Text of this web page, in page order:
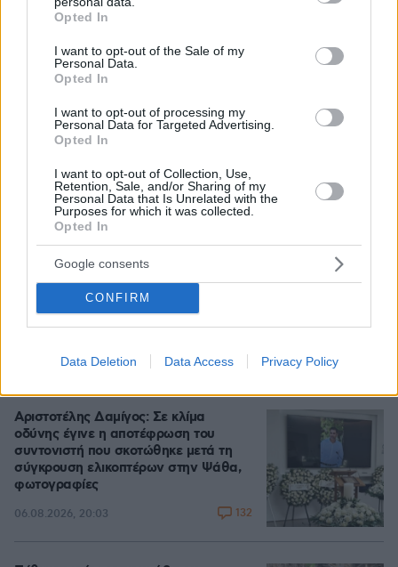
grant or deny consent to Google and its third-party tags to
use your data for below specified purposes in below Google
consent section.
Opted In
I want to opt-out of the Sale of my
Personal Data.
Opted In
I want to opt-out of processing my
Personal Data for Targeted Advertising.
Opted In
I want to opt-out of Collection, Use,
Retention, Sale, and/or Sharing of my
Personal Data that Is Unrelated with the
Purposes for which it was collected.
Opted In
Google consents
CONFIRM
Data Deletion Data Access Privacy Policy
Πώς έγινε η τραγωδία με την νεκρή μητέρα στα
πνίγηκε, τα παιδιά φώναζαν για βοήθεια
Γιατί δεν έσωσα το κουτάβι: Ο
ερευνητής που κατέγραφε τη
συμβίωση του μικρού σκυλιού με
επενέβη, όταν το είδε άρρωστο
06.08.2026, 19:34 185
Προϊόν εργαστηρίου ή της φύσης ο
κορωνοϊός; Άλλα έλεγε δημόσια ο
Φάουτσι και άλλα ιδιωτικά, αρνήθηκε
100 φορές να απαντήσει στο
Κογκρέσο
06.08.2026, 21:40
Αριστοτέλης Δαμίγος: Σε κλίμα
οδύνης έγινε η αποτέφρωση του
συντονιστή που σκοτώθηκε μετά τη
σύγκρουση ελικοπτέρων στην Ψάθα,
φωτογραφίες
06.08.2026, 20:03 132